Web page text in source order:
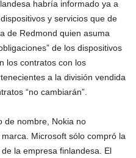
habría informado ya a
y servicios que de
de Redmond quien asuma
de los dispositivos
los contratos con los
a la división vendida
“no cambiarán”.
de nombre, Nokia no
Microsoft sólo compró la
la empresa finlandesa. El